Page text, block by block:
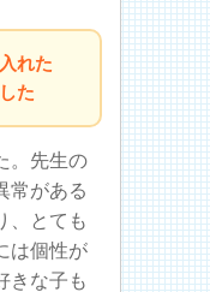
れた
た
。先生の
常がある
、とても
は個性が
きな子も